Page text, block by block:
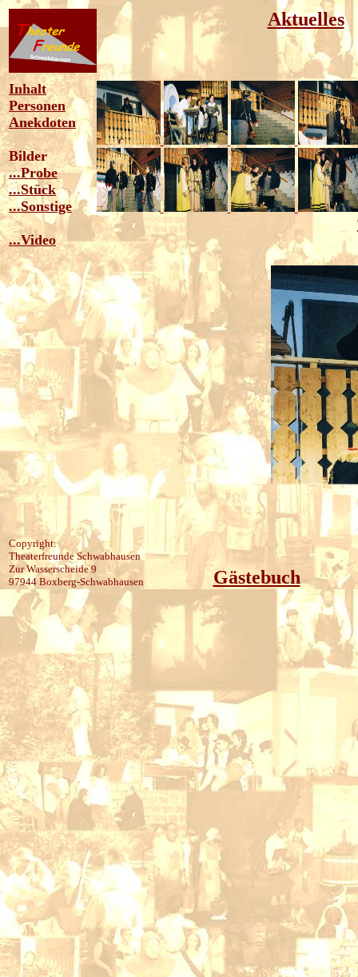
Aktuelles
Inhalt
Personen
Anekdoten
Bilder
...Probe
...Stück
...Sonstige
...Video
Copyright:
Theaterfreunde Schwabhausen
Zur Wasserscheide 9
97944 Boxberg-Schwabhausen
Gästebuch